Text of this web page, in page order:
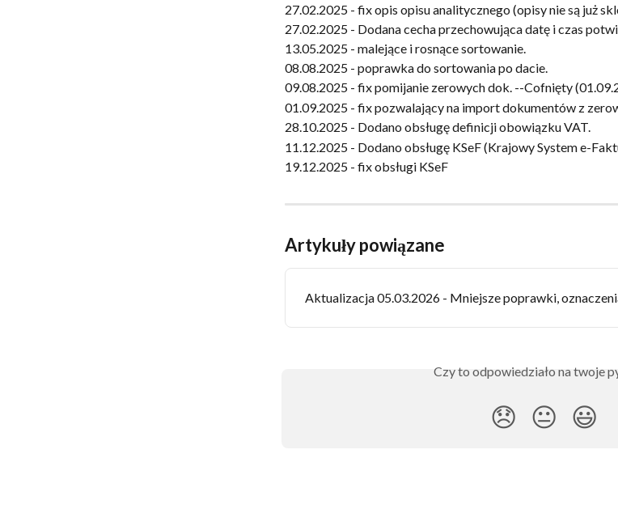
27.02.2025 - fix opis opisu analitycznego (opisy nie są już
27.02.2025 - Dodana cecha przechowująca datę i czas
13.05.2025 - malejące i rosnące sortowanie.
08.08.2025 - poprawka do sortowania po dacie.
09.08.2025 - fix pomijanie zerowych dok. --Cofnięty
01.09.2025 - fix pozwalający na import dokumentów z
28.10.2025 - Dodano obsługę definicji obowiązku VAT.
11.12.2025 - Dodano obsługę KSeF (Krajowy System e-
19.12.2025 - fix obsługi KSeF
Artykuły powiązane
Aktualizacja 05.03.2026 - Mniejsze poprawki,
Czy to odpowiedziało na twoje
😞 😐 😃